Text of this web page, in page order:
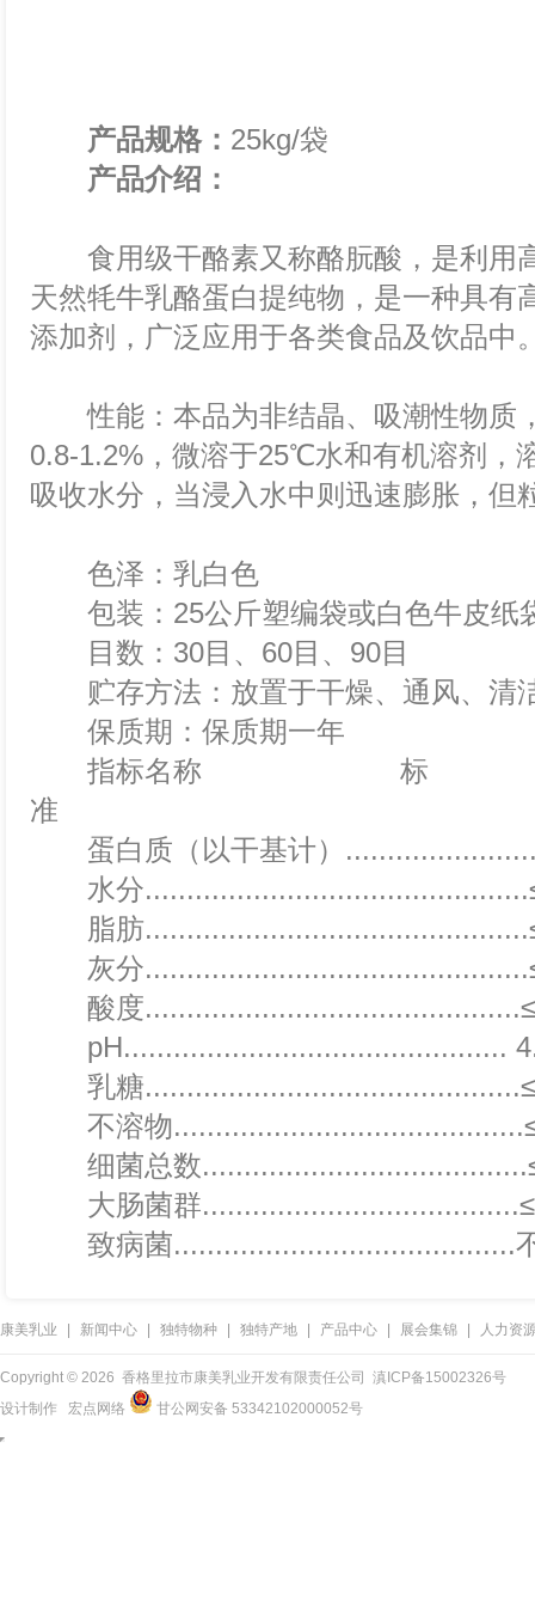
产品规格： 25kg/袋
产品介绍：
食用级干酪素又称酪朊酸，是利用
天然牦牛乳酪蛋白提纯物，是一种具有
添加剂，广泛应用于各类食品及饮品中
性能：本品为非结晶、吸潮性物质
0.8-1.2%，微溶于25℃水和有机溶剂，
吸收水分，当浸入水中则迅速膨胀，但
色泽：乳白色
包装：25公斤塑编袋或白色牛皮纸
目数：30目、60目、90目
贮存方法：放置于干燥、通风、清
保质期：保质期一年
指标名称 标
蛋白质（以干基计）
水分
脂肪
灰分
酸度
pH..............................................
乳糖
不溶物
细菌总数
大肠菌群
致病菌.........................................
康美乳业 新闻中心 独特物种 独特产地 产品中心 展会集锦 人力资
Copyright © 2026 香格里拉市康美乳业开发有限责任公司 滇ICP备15002326号
设计制作 宏点网络 甘公网安备 53342102000052号